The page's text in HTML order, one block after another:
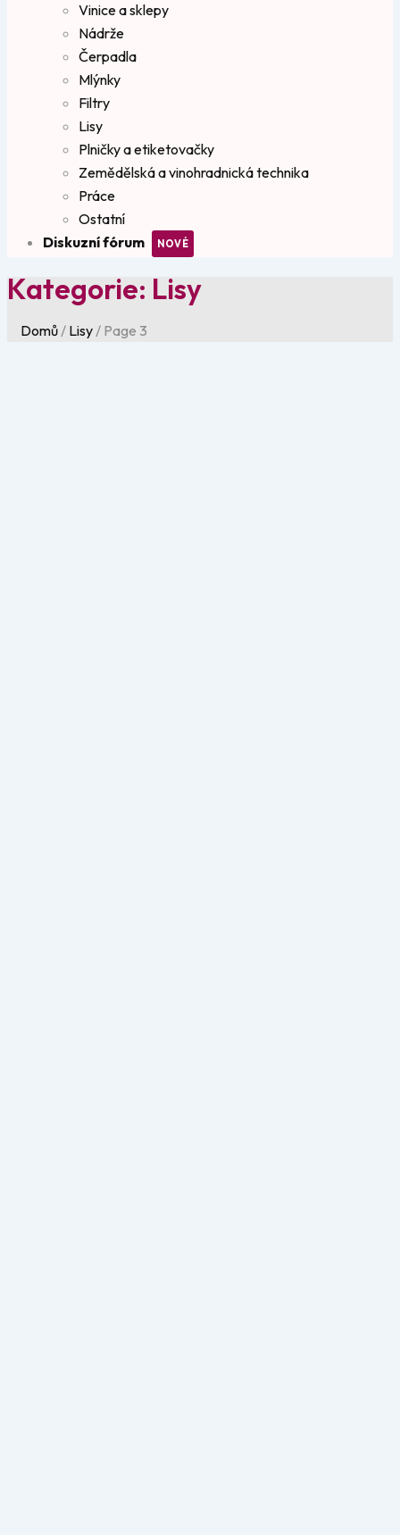
Vinice a sklepy
Nádrže
Čerpadla
Mlýnky
Filtry
Lisy
Plničky a etiketovačky
Zemědělská a vinohradnická technika
Práce
Ostatní
Diskuzní fórum
Kategorie: Lisy
Domů / Lisy / Page 3